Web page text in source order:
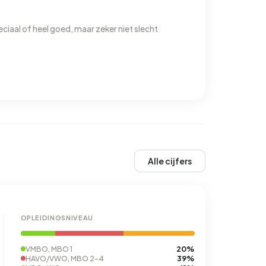
of heel goed, maar zeker niet slecht
Alle cijfers
OPLEIDINGSNIVEAU
VMBO, MBO 1 20%
HAVO/VWO, MBO 2-4 39%